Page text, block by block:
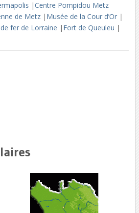
|Centre Pompidou Metz
de Metz | Musée de la Cour d’Or |
fer de Lorraine | Fort de Queuleu |